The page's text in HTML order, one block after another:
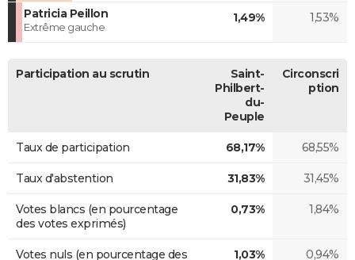
Patricia Peillon
Extrême gauche
1,49% 1,53%
Participation au scrutin
Saint-
Philbert-
du-
Peuple
Circonscri
ption
Taux de participation 68,17% 68,55%
Taux d'abstention 31,83% 31,45%
Votes blancs (en pourcentage
des votes exprimés)
0,73% 1,84%
Votes nuls (en pourcentage des 1,03% 0,94%